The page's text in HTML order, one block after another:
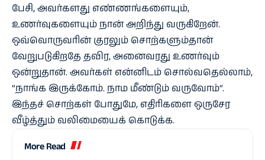
பேசி, அவர்களது எண்ணங்களையும்,
உணர்வுகளையும் நான் அறிந்து வருகிறேன்.
ஒவ்வொருவரின் குரலும் சொற்களும்தான்
வேறுபடுகிறதே தவிர, அனைவரது உணர்வும்
ஒன்றுதான். அவர்கள் என்னிடம் சொல்வதெல்லாம்,
“நாங்க இருக்கோம். நாம மீண்டும் வருவோம்”.
இந்தச் சொற்கள் போதுமே, எதிரிகளை ஒருசேர
வீழ்த்தும் வலிமையைக் கொடுக்க.
More Read